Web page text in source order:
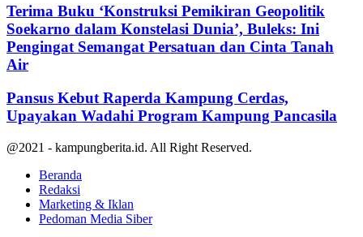
Terima Buku ‘Konstruksi Pemikiran Geopolitik
Soekarno dalam Konstelasi Dunia’, Buleks: Ini
Pengingat Semangat Persatuan dan Cinta Tanah
Air
Pansus Kebut Raperda Kampung Cerdas,
Upayakan Wadahi Program Kampung Pancasila
@2021 - kampungberita.id. All Right Reserved.
Beranda
Redaksi
Marketing & Iklan
Pedoman Media Siber